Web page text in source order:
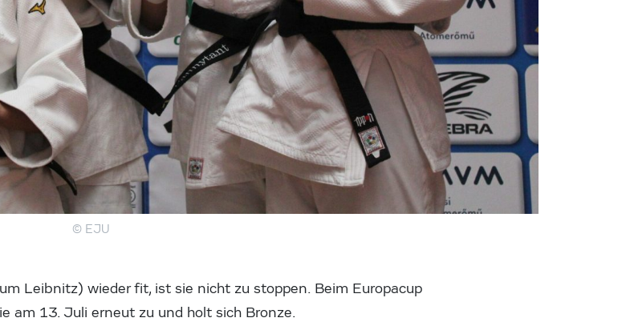
© EJU
Leibnitz) wieder fit, ist sie nicht zu stoppen. Beim Europacup
am 13. Juli erneut zu und holt sich Bronze.